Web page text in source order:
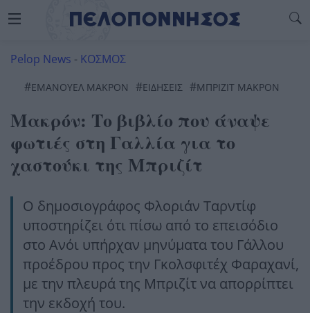
Pelop News - ΚΟΣΜΟΣ
#ΕΜΑΝΟΥΈΛ ΜΑΚΡΌΝ #ΕΙΔΗΣΕΙΣ #ΜΠΡΙΖΊΤ ΜΑΚΡΌΝ
Μακρόν: Το βιβλίο που άναψε
φωτιές στη Γαλλία για το
χαστούκι της Μπριζίτ
Ο δημοσιογράφος Φλοριάν Ταρντίφ
υποστηρίζει ότι πίσω από το επεισόδιο
στο Ανόι υπήρχαν μηνύματα του Γάλλου
προέδρου προς την Γκολσφιτέχ Φαραχανί,
με την πλευρά της Μπριζίτ να απορρίπτει
την εκδοχή του.